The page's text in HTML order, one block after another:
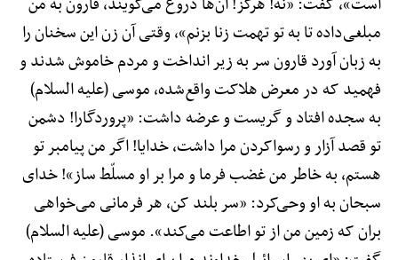
مبلغی‌داده تا به تو تهمت زنا بزنم»، وقتی آن زن این سخنان را
به زبان آورد قارون سر به زیر انداخت و مردم خاموش شدند و
فهمید که در معرض هلاکت واقع‌شده، موسی (علیه السلام)
به سجده افتاد و گریست و عرضه داشت: «پروردگارا! دشمن
تو قصد آزار و رسواکردن مرا داشت، خدایا! اگر من پیامبر تو
هستم، به خاطر من غضب فرما و مرا بر او مسلّط ساز»! خدای
سبحان به او وحی‌کرد: «سر بلند کن، هر فرمانی می‌خواهی
بران که زمین من از تو اطاعت می‌کند». موسی (علیه السلام)